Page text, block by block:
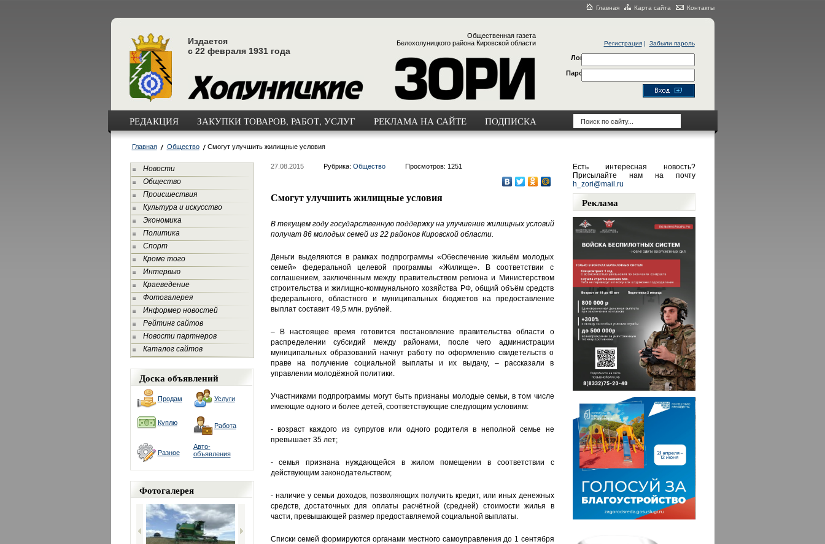
Главная Карта сайта Контакты
Издается
с 22 февраля 1931 года
Общественная газета
Белохолуницкого района Кировской области
Регистрация| Забыли пароль
Логин
Пароль
РЕДАКЦИЯ ЗАКУПКИ ТОВАРОВ, РАБОТ, УСЛУГ РЕКЛАМА НА САЙТЕ ПОДПИСКА
Главная Общество Смогут улучшить жилищные условия
Новости
Общество
Происшествия
Культура и искусство
Экономика
Политика
Спорт
Кроме того
Интервью
Краеведение
Фотогалерея
Информер новостей
Рейтинг сайтов
Новости партнеров
Каталог сайтов
Доска объявлений
Продам Услуги
Куплю Работа
Разное
Авто-
объявления
Фотогалерея
27.08.2015 Рубрика: Общество Просмотров: 1251
Смогут улучшить жилищные условия
В текущем году государственную поддержку на улучшение жилищных условий
получат 86 молодых семей из 22 районов Кировской области.
Деньги выделяются в рамках подпрограммы «Обеспечение жильём молодых
семей» федеральной целевой программы «Жилище». В соответствии с
соглашением, заключённым между правительством региона и Министерством
строительства и жилищно-коммунального хозяйства РФ, общий объём средств
федерального, областного и муниципальных бюджетов на предоставление
выплат составит 49,5 млн. рублей.
– В настоящее время готовится постановление правительства области о
распределении субсидий между районами, после чего администрации
муниципальных образований начнут работу по оформлению свидетельств о
праве на получение социальной выплаты и их выдачу, – рассказали в
управлении молодёжной политики.
Участниками подпрограммы могут быть признаны молодые семьи, в том числе
имеющие одного и более детей, соответствующие следующим условиям:
- возраст каждого из супругов или одного родителя в неполной семье не
превышает 35 лет;
- семья признана нуждающейся в жилом помещении в соответствии с
действующим законодательством;
- наличие у семьи доходов, позволяющих получить кредит, или иных денежных
средств, достаточных для оплаты расчётной (средней) стоимости жилья в
части, превышающей размер предоставляемой социальной выплаты.
Списки семей формируются органами местного самоуправления до 1 сентября
Есть интересная новость?
Присылайте нам на почту
h_zori@mail.ru
Реклама